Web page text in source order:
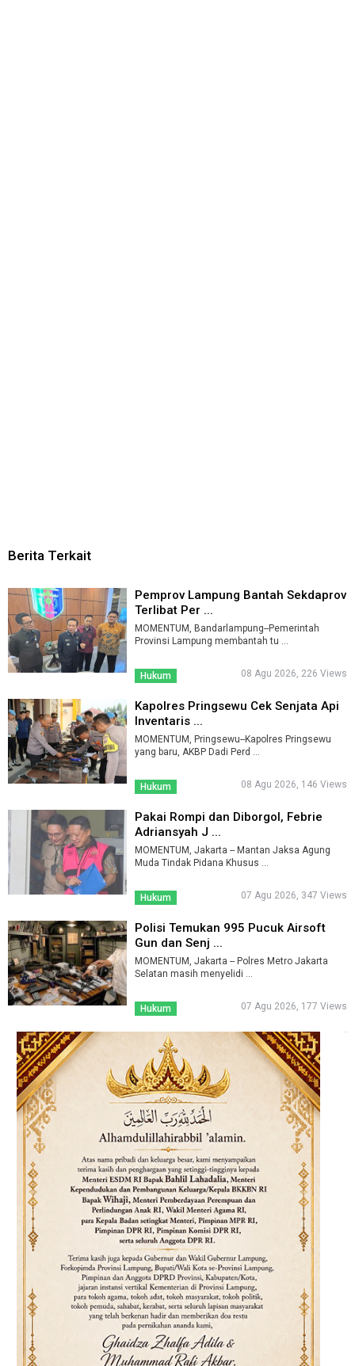
Berita Terkait
Pemprov Lampung Bantah Sekdaprov
Terlibat Per ...
MOMENTUM, Bandarlampung--Pemerintah
Provinsi Lampung membantah tu ...
Hukum 08 Agu 2026, 226 Views
Kapolres Pringsewu Cek Senjata Api
Inventaris ...
MOMENTUM, Pringsewu--Kapolres Pringsewu
yang baru, AKBP Dadi Perd ...
Hukum 08 Agu 2026, 146 Views
Pakai Rompi dan Diborgol, Febrie
Adriansyah J ...
MOMENTUM, Jakarta -- Mantan Jaksa Agung
Muda Tindak Pidana Khusus ...
Hukum 07 Agu 2026, 347 Views
Polisi Temukan 995 Pucuk Airsoft
Gun dan Senj ...
MOMENTUM, Jakarta -- Polres Metro Jakarta
Selatan masih menyelidi ...
Hukum 07 Agu 2026, 177 Views